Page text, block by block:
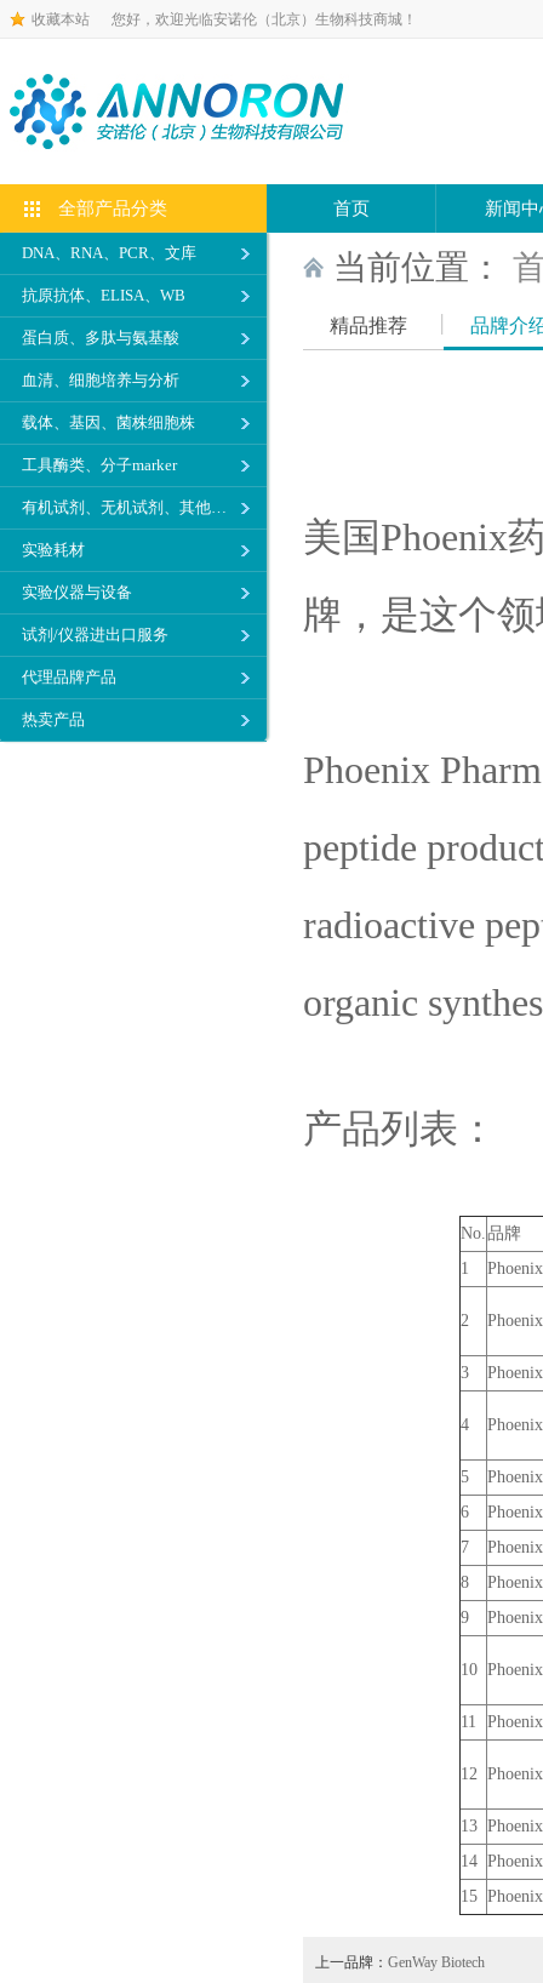
收藏本站 您好，欢迎光临安诺伦（北京）生物科技商城！
全部产品分类
DNA、RNA、PCR、文库
抗原抗体、ELISA、WB
蛋白质、多肽与氨基酸
血清、细胞培养与分析
载体、基因、菌株细胞株
工具酶类、分子marker
有机试剂、无机试剂、其他生化试剂
实验耗材
实验仪器与设备
试剂/仪器进出口服务
代理品牌产品
热卖产品
首页 新闻中
当前位置：
精品推荐 品牌介
美国Phoenix
牌，是这个
Phoenix
peptide
radioactive
organic
产品列表：
No.品牌
1
2
3
4
5
6
7
8
9
10
11
12
13
14
15
上一品牌： GenWay Biotech